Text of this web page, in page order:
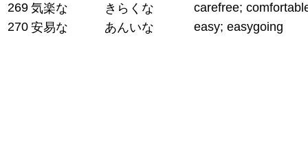
269 気楽な きらくな
carefree;
270 安易な あんいな easy; easygoing